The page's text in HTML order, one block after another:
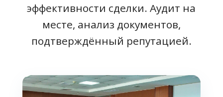
эффективности сделки. Аудит на
месте, анализ документов,
подтверждённый репутацией.